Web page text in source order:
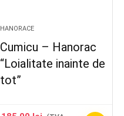
HANORACE
Cumicu – Hanorac
“Loialitate inainte de
tot”